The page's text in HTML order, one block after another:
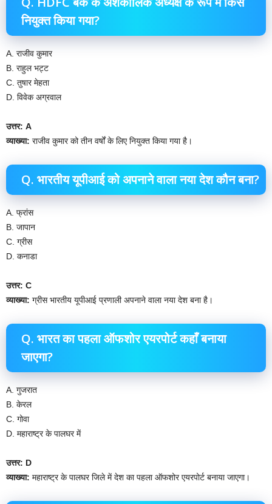
नियुक्त किया गया?
A. राजीव कुमार
B. राहुल भट्ट
C. तुषार मेहता
D. विवेक अग्रवाल
उत्तर: A
व्याख्या: राजीव कुमार को तीन वर्षों के लिए नियुक्त किया गया है।
Q. भारतीय यूपीआई को अपनाने वाला नया देश कौन बना?
A. फ्रांस
B. जापान
C. ग्रीस
D. कनाडा
उत्तर: C
व्याख्या: ग्रीस भारतीय यूपीआई प्रणाली अपनाने वाला नया देश बना है।
Q. भारत का पहला ऑफशोर एयरपोर्ट कहाँ बनाया
जाएगा?
A. गुजरात
B. केरल
C. गोवा
D. महाराष्ट्र के पालघर में
उत्तर: D
व्याख्या: महाराष्ट्र के पालघर जिले में देश का पहला ऑफशोर एयरपोर्ट बनाया जाएगा।